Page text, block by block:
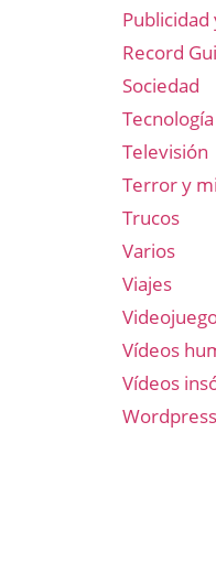
Publicidad
Record
Sociedad
Tecnología
Televisión
Terror y
Trucos
Varios
Viajes
Vídeos
Vídeos
Wordpress